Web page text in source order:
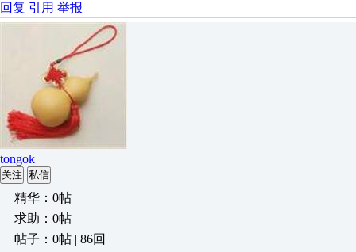
回复 引用 举报
tongok
关注 私信
精华：0帖
求助：0帖
帖子：0帖 | 86回